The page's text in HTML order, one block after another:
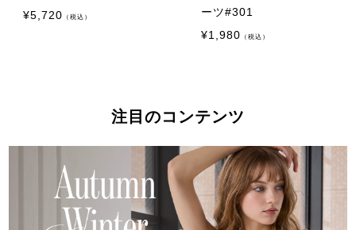
¥5,720 （税込）
ーツ#301
¥1,980 （税込）
注目のコンテンツ